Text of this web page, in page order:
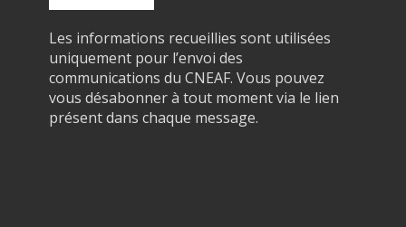
Les informations recueillies sont utilisées
uniquement pour l’envoi des
communications du CNEAF. Vous pouvez
vous désabonner à tout moment via le lien
présent dans chaque message.